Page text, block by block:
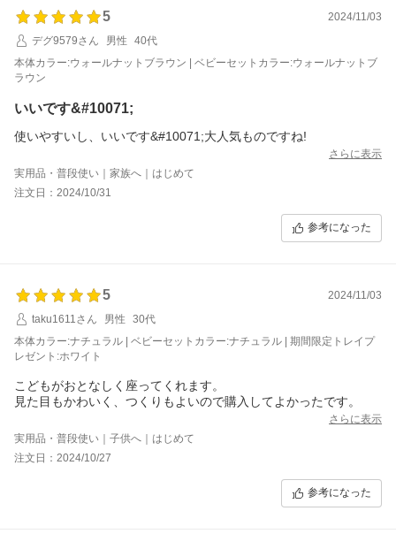
5
2024/11/03
デグ9579さん
男性
40代
本体カラー:ウォールナットブラウン | ベビーセットカラー:ウォールナットブ
ラウン
いいです&#10071;
使いやすいし、いいです&#10071;大人気ものですね!
さらに表示
実用品・普段使い｜家族へ｜はじめて
注文日：2024/10/31
参考になった
5
2024/11/03
taku1611さん
男性
30代
本体カラー:ナチュラル | ベビーセットカラー:ナチュラル | 期間限定トレイプ
レゼント:ホワイト
こどもがおとなしく座ってくれます。
見た目もかわいく、つくりもよいので購入してよかったです。
さらに表示
実用品・普段使い｜子供へ｜はじめて
注文日：2024/10/27
参考になった